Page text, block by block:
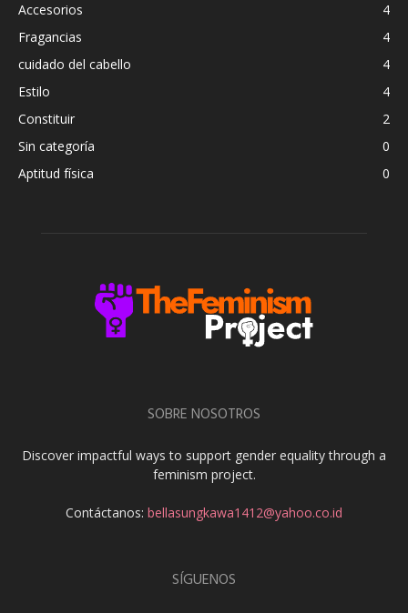
Accesorios
4
Fragancias
4
cuidado del cabello
4
Estilo
4
Constituir
2
Sin categoría
0
Aptitud física
0
SOBRE NOSOTROS
Discover impactful ways to support gender equality through a
feminism project.
Contáctanos: bellasungkawa1412@yahoo.co.id
SÍGUENOS